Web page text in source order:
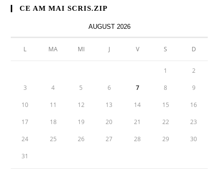
CE AM MAI SCRIS.ZIP
AUGUST 2026
L MA MI J V S D
1 2
3 4 5 6 7 8 9
10 11 12 13 14 15 16
17 18 19 20 21 22 23
24 25 26 27 28 29 30
31